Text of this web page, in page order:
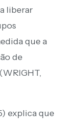
liberar
que a
de
explica que